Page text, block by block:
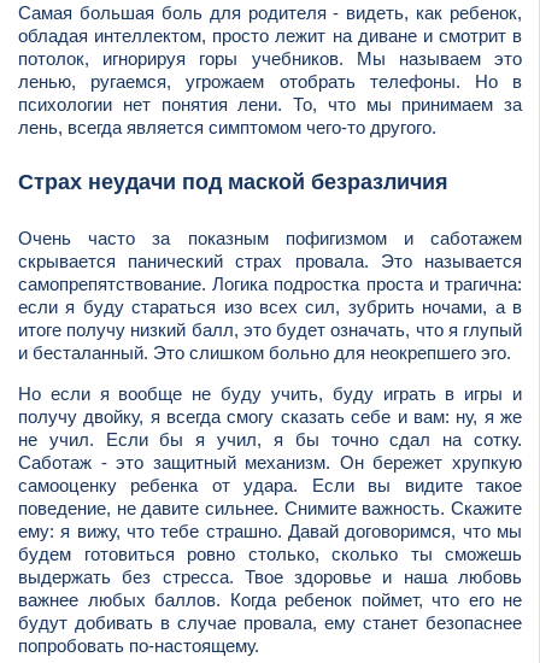
Самая большая боль для родителя - видеть, как ребенок,
обладая интеллектом, просто лежит на диване и смотрит в
потолок, игнорируя горы учебников. Мы называем это
ленью, ругаемся, угрожаем отобрать телефоны. Но в
психологии нет понятия лени. То, что мы принимаем за
лень, всегда является симптомом чего-то другого.
Страх неудачи под маской безразличия
Очень часто за показным пофигизмом и саботажем
скрывается панический страх провала. Это называется
самопрепятствование. Логика подростка проста и трагична:
если я буду стараться изо всех сил, зубрить ночами, а в
итоге получу низкий балл, это будет означать, что я глупый
и бесталанный. Это слишком больно для неокрепшего эго.
Но если я вообще не буду учить, буду играть в игры и
получу двойку, я всегда смогу сказать себе и вам: ну, я же
не учил. Если бы я учил, я бы точно сдал на сотку.
Саботаж - это защитный механизм. Он бережет хрупкую
самооценку ребенка от удара. Если вы видите такое
поведение, не давите сильнее. Снимите важность. Скажите
ему: я вижу, что тебе страшно. Давай договоримся, что мы
будем готовиться ровно столько, сколько ты сможешь
выдержать без стресса. Твое здоровье и наша любовь
важнее любых баллов. Когда ребенок поймет, что его не
будут добивать в случае провала, ему станет безопаснее
попробовать по-настоящему.